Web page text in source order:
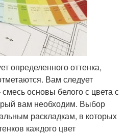
определенного оттенка,
Вам следует
основы белого с цвета с
вам необходим. Выбор
раскладкам, в которых
каждого цвет